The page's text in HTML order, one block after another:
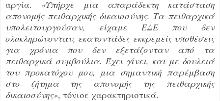
αργία. «Υπήρχε μια απαράδεκτη κατάσταση
απονομής πειθαρχικής δικαιοσύνης. Τα πειθαρχικά
υπολειτουργούσαν, είχαμε ΕΔΕ που δεν
ολοκληρώνονταν, εκατοντάδες εκκρεμείς υποθέσεις
για χρόνια που δεν εξετάζονταν από τα
πειθαρχικά συμβούλια. Έχει γίνει, και με δουλειά
του προκατόχου μου, μια σημαντική παρέμβαση
στο ζήτημα της απονομής της πειθαρχικής
δικαιοσύνης», τόνισε χαρακτηριστικά.